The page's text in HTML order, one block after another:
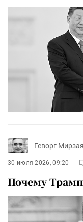
Геворг
30 июля 2026, 09:20
Почему